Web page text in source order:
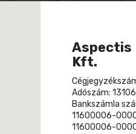
Aspectis
Kft.
Adószám:
Bankszámla
11600006-
11600006-